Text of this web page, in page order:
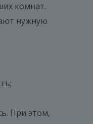
комнат.
нужную
При этом,